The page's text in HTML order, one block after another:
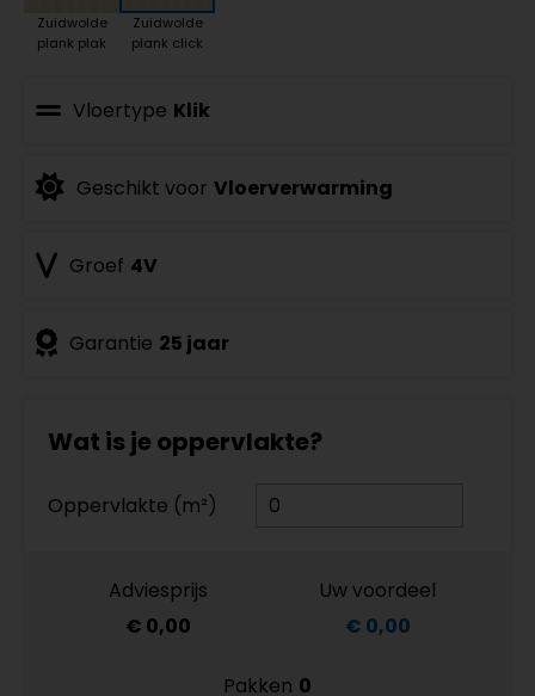
Zuidwolde
plank plak
Zuidwolde
plank click
Vloertype Klik
Geschikt voor Vloerverwarming
Groef 4V
Garantie 25 jaar
Wat is je oppervlakte?
Oppervlakte (m²)
Adviesprijs
€ 0,00
Uw voordeel
€ 0,00
Pakken 0